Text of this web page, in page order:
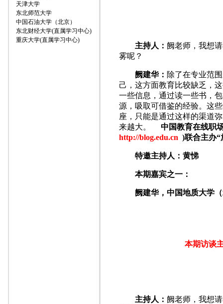
天津大学
东北师范大学
中国石油大学（北京）
东北财经大学(直属学习中心)
重庆大学(直属学习中心)
主持人： 阙老师，我想
雾呢？
阙建华： 除了在专业范
己，这方面教育比较缺乏，
一些信息，通过读一些书，
源，吸取可借鉴的经验。这
座，只能是通过这样的渠道
来越大。中国教育在线职
http://blog.edu.cn )联合主办
特邀主持人：黄悌
本期嘉宾之一：
阙建华，中国地质大学
本期访谈
主持人： 阙老师，我想